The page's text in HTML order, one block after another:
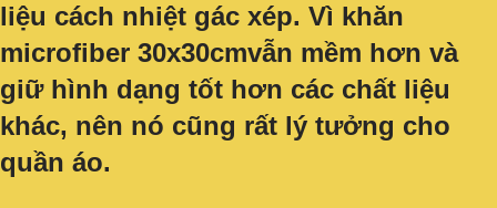
liệu cách nhiệt gác xép. Vì khăn
microfiber 30x30cmvẫn mềm hơn và
giữ hình dạng tốt hơn các chất liệu
khác, nên nó cũng rất lý tưởng cho
quần áo.